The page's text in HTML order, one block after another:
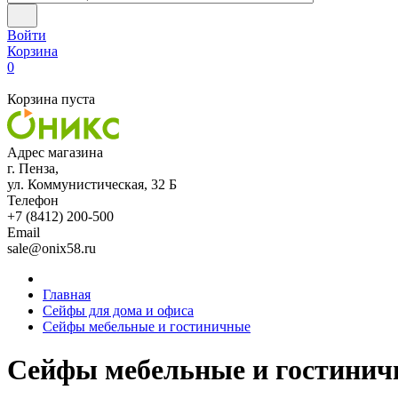
Войти
Корзина
0
Корзина пуста
Адрес магазина
г. Пенза,
ул. Коммунистическая, 32 Б
Телефон
+7 (8412) 200-500
Email
sale@onix58.ru
Главная
Сейфы для дома и офиса
Сейфы мебельные и гостиничные
Сейфы мебельные и